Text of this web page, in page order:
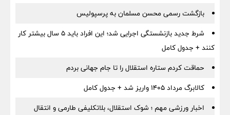
بازگشت رسمی محسن مسلمان به پرسپولیس
شرط جدید بازنشستگی اجرایی شد؛ این افراد باید ۵ سال بیشتر کار
کنند + جدول کامل
حماقت کردم ستاره استقلال را تا جام جهانی بردم
کالابرگ مرداد ۱۴۰۵ واریز شد + جدول کامل
اخبار ورزشی مهم ؛ شوک استقلال، بلاتکلیفی طارمی و انتقال